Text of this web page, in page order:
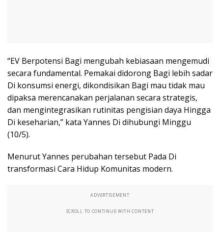
“EV Berpotensi Bagi mengubah kebiasaan mengemudi
secara fundamental. Pemakai didorong Bagi lebih sadar
Di konsumsi energi, dikondisikan Bagi mau tidak mau
dipaksa merencanakan perjalanan secara strategis,
dan mengintegrasikan rutinitas pengisian daya Hingga
Di keseharian,” kata Yannes Di dihubungi Minggu
(10/5).
Menurut Yannes perubahan tersebut Pada Di
transformasi Cara Hidup Komunitas modern.
ADVERTISEMENT
SCROLL TO CONTINUE WITH CONTENT